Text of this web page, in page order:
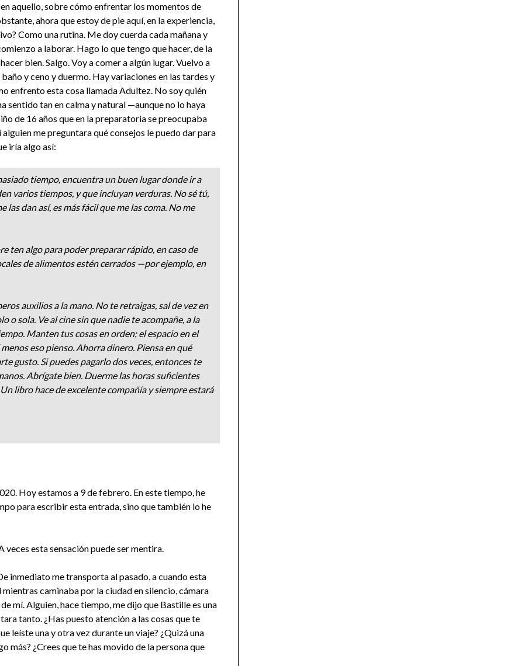
aquello, sobre cómo enfrentar los momentos de
ahora que estoy de pie aquí, en la experiencia,
Como una rutina. Me doy cuerda cada mañana y
a laborar. Hago lo que tengo que hacer, de la
bien. Salgo. Voy a comer a algún lugar. Vuelvo a
y ceno y duermo. Hay variaciones en las tardes y
enfrento esta cosa llamada Adultez. No soy quién
sentido tan en calma y natural —aunque no lo haya
de 16 años que en la preparatoria se preocupaba
me preguntara qué consejos le puedo dar para
iría algo así:
tiempo, encuentra un buen lugar donde ir a
varios tiempos, y que incluyan verduras. No sé tú,
dan así, es más fácil que me las coma. No me
ten algo para poder preparar rápido, en caso de
de alimentos estén cerrados —por ejemplo, en
auxilios a la mano. No te retraigas, sal de vez en
o sola. Ve al cine sin que nadie te acompañe, a la
Manten tus cosas en orden; el espacio en el
eso pienso. Ahorra dinero. Piensa en qué
gusto. Si puedes pagarlo dos veces, entonces te
Abrígate bien. Duerme las horas suficientes
libro hace de excelente compañía y siempre estará
Hoy estamos a 9 de febrero. En este tiempo, he
para escribir esta entrada, sino que también lo he
veces esta sensación puede ser mentira.
inmediato me transporta al pasado, a cuando esta
caminaba por la ciudad en silencio, cámara
mí. Alguien, hace tiempo, me dijo que Bastille es una
tanto. ¿Has puesto atención a las cosas que te
leíste una y otra vez durante un viaje? ¿Quizá una
más? ¿Crees que te has movido de la persona que